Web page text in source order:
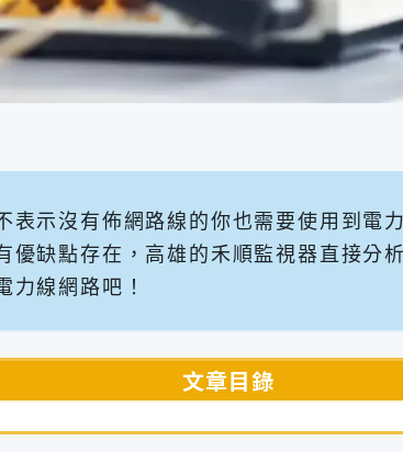
表示沒有佈網路線的你也需要使用到電
優缺點存在，高雄的禾順監視器直接分
力線網路吧！
文章目錄